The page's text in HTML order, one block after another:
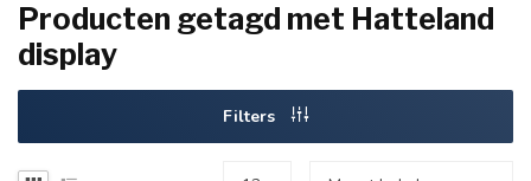
Producten getagd met Hatteland
display
Filters